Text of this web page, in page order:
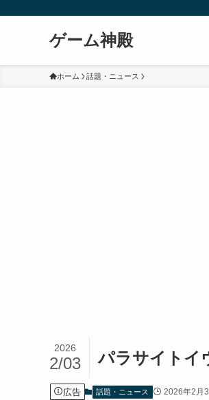
ゲーム神殿
ホーム 話題・ニュース
パラサイトイ
2026
2/03
広告 話題・ニュース 2026年2月